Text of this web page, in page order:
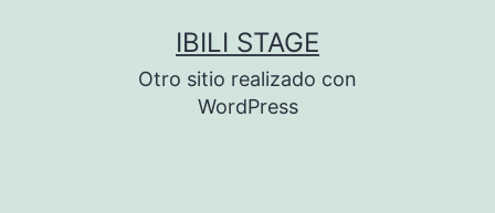
IBILI STAGE
Otro sitio realizado con
WordPress